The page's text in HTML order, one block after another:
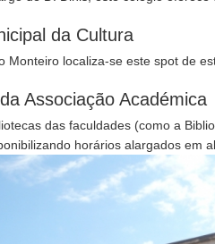
da Cultura
Monteiro localiza-se este spot de
Associação Académica
das faculdades (como a
horários alargados em